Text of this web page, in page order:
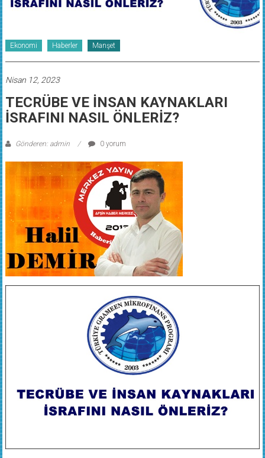
Ekonomi Haberler Manşet
Nisan 12, 2023
TECRÜBE VE İNSAN KAYNAKLARI
İSRAFINI NASIL ÖNLERİZ?
Gönderen: admin 0 yorum